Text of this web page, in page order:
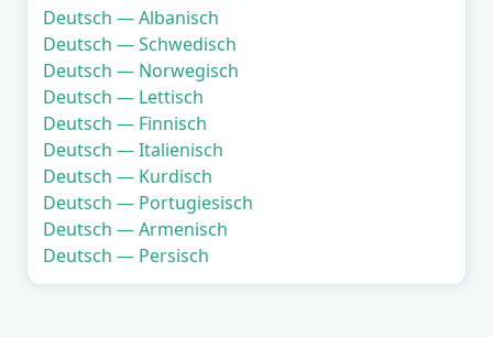
Deutsch — Albanisch
Deutsch — Schwedisch
Deutsch — Norwegisch
Deutsch — Lettisch
Deutsch — Finnisch
Deutsch — Italienisch
Deutsch — Kurdisch
Deutsch — Portugiesisch
Deutsch — Armenisch
Deutsch — Persisch